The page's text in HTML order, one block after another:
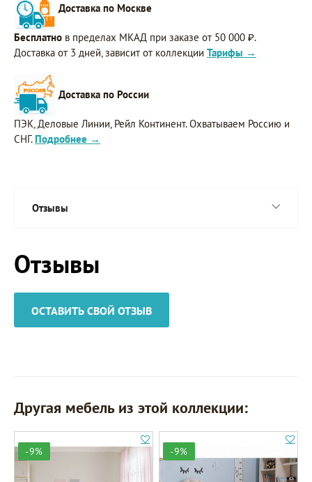
Доставка по Москве
Бесплатно в пределах МКАД при заказе от 50 000 ₽.
Доставка от 3 дней, зависит от коллекции Тарифы →
Доставка по России
ПЭК, Деловые Линии, Рейл Континент. Охватываем Россию и
СНГ. Подробнее →
Отзывы
Отзывы
ОСТАВИТЬ СВОЙ ОТЗЫВ
Другая мебель из этой коллекции:
-9% -9%